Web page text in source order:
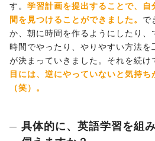
す。 学習計画を提出することで、自
間を見つけることができました。 で
か、朝に時間を作るようにしたり、
時間でやったり、やりやすい方法を
が決まっていきました。それを続け
目には、逆にやっていないと気持ち
（笑）。
具体的に、英語学習を組